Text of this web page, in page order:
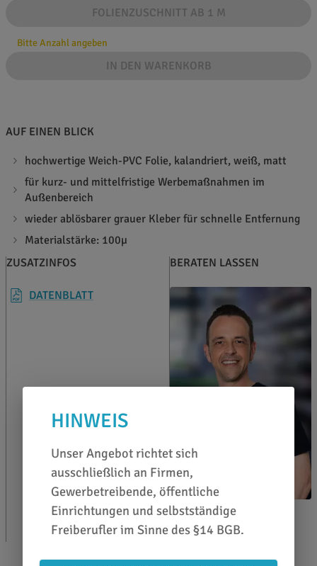
FOLIENZUSCHNITT AB 1 M
Bitte Anzahl angeben
IN DEN WARENKORB
AUF EINEN BLICK
hochwertige Weich-PVC Folie, kalandriert, weiß, matt
für kurz- und mittelfristige Werbemaßnahmen im
Außenbereich
wieder ablösbarer grauer Kleber für schnelle Entfernung
Materialstärke: 100µ
ZUSATZINFOS
DATENBLATT
BERATEN LASSEN
Karl Lieberz
0651 46 27 79 80
HINWEIS
Unser Angebot richtet sich
ausschließlich an Firmen,
Gewerbetreibende, öffentliche
Einrichtungen und selbstständige
Freiberufler im Sinne des §14 BGB.